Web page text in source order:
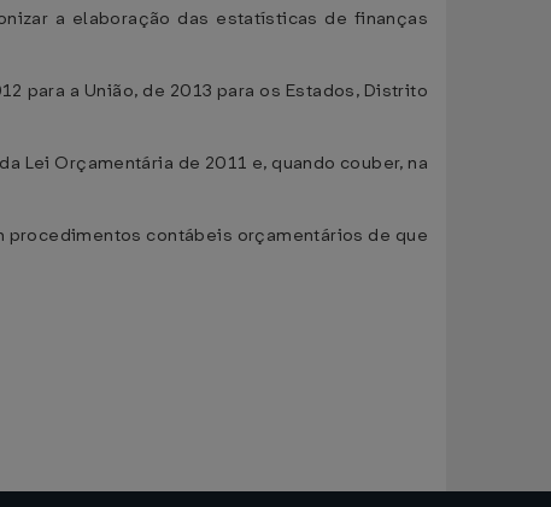
a elaboração das estatísticas de finanças
para a União, de 2013 para os Estados, Distrito
Lei Orçamentária de 2011 e, quando couber, na
procedimentos contábeis orçamentários de que